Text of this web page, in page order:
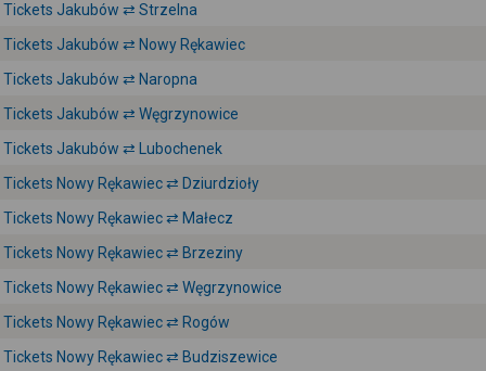
Tickets Jakubów ⇄ Strzelna
Tickets Jakubów ⇄ Nowy Rękawiec
Tickets Jakubów ⇄ Naropna
Tickets Jakubów ⇄ Węgrzynowice
Tickets Jakubów ⇄ Lubochenek
Tickets Nowy Rękawiec ⇄ Dziurdzioły
Tickets Nowy Rękawiec ⇄ Małecz
Tickets Nowy Rękawiec ⇄ Brzeziny
Tickets Nowy Rękawiec ⇄ Węgrzynowice
Tickets Nowy Rękawiec ⇄ Rogów
Tickets Nowy Rękawiec ⇄ Budziszewice